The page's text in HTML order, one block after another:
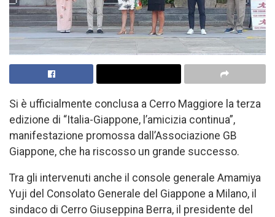
Si è ufficialmente conclusa a Cerro Maggiore la terza
edizione di “Italia-Giappone, l’amicizia continua”,
manifestazione promossa dall’Associazione GB
Giappone, che ha riscosso un grande successo.
Tra gli intervenuti anche il console generale Amamiya
Yuji del Consolato Generale del Giappone a Milano, il
sindaco di Cerro Giuseppina Berra, il presidente del